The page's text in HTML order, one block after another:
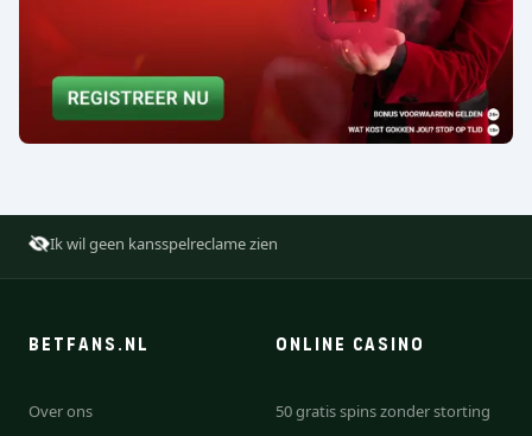
Ik wil geen kansspelreclame zien
BETFANS.NL
Over ons
ONLINE CASINO
50 gratis spins zonder storting